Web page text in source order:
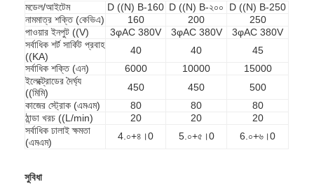
বাড়ি
পণ্য
মডেল/আইটেম D ((N) B-160 D ((N) B-২০০
D ((N) B-250
নামমাত্র শক্তি (কেভিএ)
160 200
250
পাওয়ার ইনপুট ((V)
3φAC 380V 3φAC 380V
3φAC 380V
সর্বাধিক শর্ট সার্কিট প্রবাহ
((KA)
40 40
45
সর্বাধিক শক্তি (এন)
6000 10000
15000
ইলেক্ট্রোডের দৈর্ঘ্য
((মিমি)
450 450
500
কাজের স্ট্রোক (এমএম)
80 80
80
ঠান্ডা খরচ ((L/min)
20 20
20
সর্বাধিক ঢালাই ক্ষমতা
(এমএম)
4.০+৪।0 5.০+৫।0 6.০+৬।0
সুবিধা